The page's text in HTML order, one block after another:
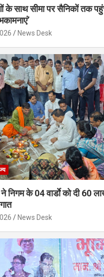
के साथ सीमा पर सैनिकों तक
News Desk
ने निगम के 04 वार्डाे को दी 60
News Desk